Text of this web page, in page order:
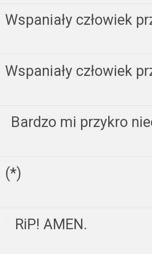
Wspaniały człowiek
Wspaniały człowiek
Bardzo mi przykro
(*)
RiP! AMEN.